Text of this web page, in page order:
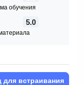
обучения
5.0
для встраивания